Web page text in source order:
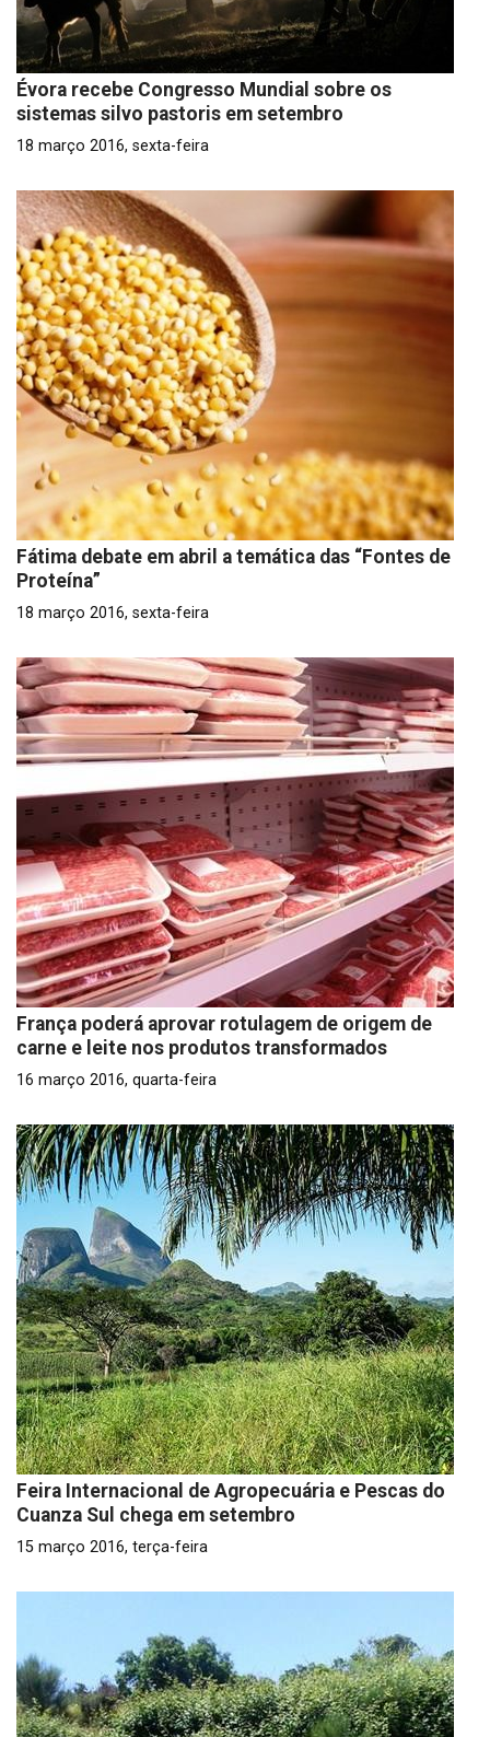
Évora recebe Congresso Mundial sobre os
sistemas silvo pastoris em setembro
18 março 2016, sexta-feira
Fátima debate em abril a temática das “Fontes de
Proteína”
18 março 2016, sexta-feira
França poderá aprovar rotulagem de origem de
carne e leite nos produtos transformados
16 março 2016, quarta-feira
Feira Internacional de Agropecuária e Pescas do
Cuanza Sul chega em setembro
15 março 2016, terça-feira